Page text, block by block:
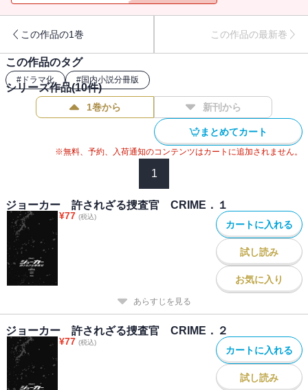
この作品の1巻 この作品の最新巻
この作品のタグ
# ドラマ化 #国内小説分冊版
シリーズ作品(10件)
1巻から 新刊から
まとめてカート
※無料、予約、入荷通知のコンテンツはカートに追加されません。
1
ジョーカー 許されざる捜査官 CRIME．１
¥77 (税込)
カートに入れる
試し読み
お気に入り
あらすじを見る
ジョーカー 許されざる捜査官 CRIME．２
¥77 (税込)
カートに入れる
試し読み